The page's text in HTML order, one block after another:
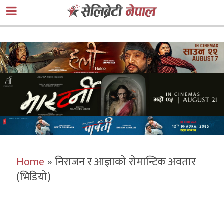
Home»निराजन र आज्ञाको रोमान्टिक अवतार
(भिडियो)